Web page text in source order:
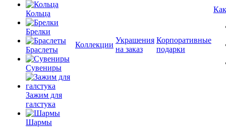
Кольца
Брелки
Браслеты
Сувениры
Зажим для
галстука
Шармы
Коллекции
Украшения
на заказ
Корпоративные
подарки